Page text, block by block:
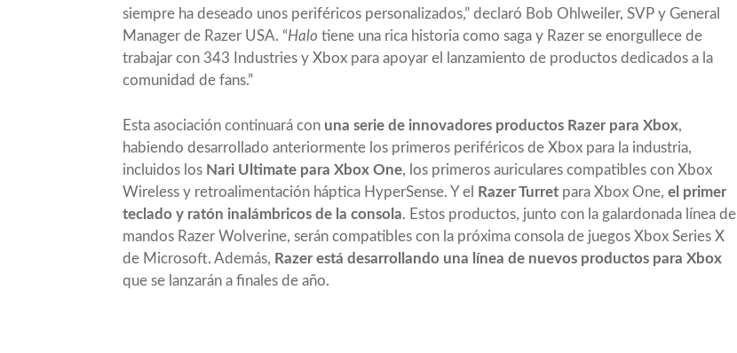
siempre ha deseado unos periféricos personalizados,” declaró Bob Ohlweiler, SVP y General
Manager de Razer USA. “Halo tiene una rica historia como saga y Razer se enorgullece de
trabajar con 343 Industries y Xbox para apoyar el lanzamiento de productos dedicados a la
comunidad de fans.”
Esta asociación continuará con una serie de innovadores productos Razer para Xbox,
habiendo desarrollado anteriormente los primeros periféricos de Xbox para la industria,
incluidos los Nari Ultimate para Xbox One, los primeros auriculares compatibles con Xbox
Wireless y retroalimentación háptica HyperSense. Y el
Razer Turret para Xbox One, el primer
teclado y ratón inalámbricos de la consola. Estos productos, junto con la galardonada línea de
mandos Razer Wolverine, serán compatibles con la próxima consola de juegos Xbox Series X
de Microsoft. Además, Razer está desarrollando una línea de nuevos productos para Xbox
que se lanzarán a finales de año.